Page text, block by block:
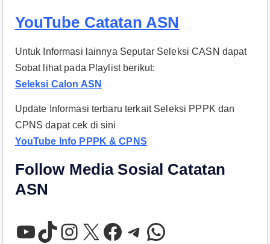
YouTube Catatan ASN
Untuk Informasi lainnya Seputar Seleksi CASN dapat
Sobat lihat pada Playlist berikut:
Seleksi Calon ASN
Update Informasi terbaru terkait Seleksi PPPK dan
CPNS dapat cek di sini
YouTube Info PPPK & CPNS
Follow Media Sosial Catatan
ASN
YouTube TikTok Instagram X Facebook Telegram WhatsApp